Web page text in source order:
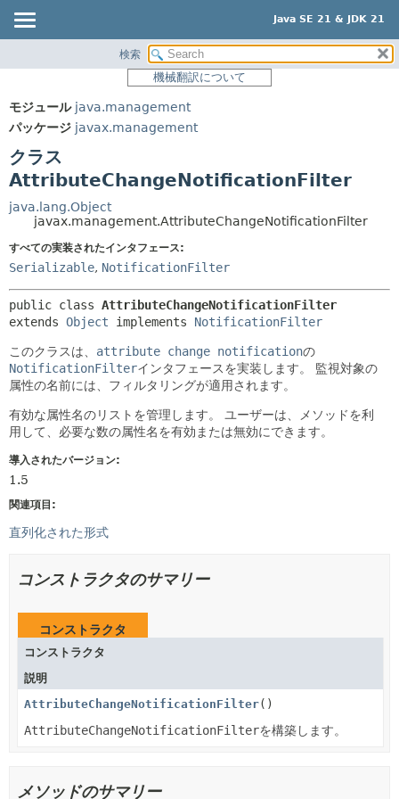
Java SE 21 & JDK 21
パッケージ
使用
プレビュー
新規
索引
サマリー:
ネスト済
フィールド
検索
機械翻訳について
モジュール java.management
パッケージ javax.management
クラス
AttributeChangeNotificationFilter
java.lang.Object
javax.management.AttributeChangeNotificationFilter
すべての実装されたインタフェース:
Serializable, NotificationFilter
public class AttributeChangeNotificationFilter
extends Object implements NotificationFilter
このクラスは、 attribute change notificationの
NotificationFilterインタフェースを実装します。
監視対象の
属性の名前には、フィルタリングが適用されます。
有効な属性名のリストを管理します。
ユーザーは、メソッドを利
用して、必要な数の属性名を有効または無効にできます。
導入されたバージョン:
1.5
関連項目:
直列化された形式
コンストラクタのサマリー
コンストラクタ
コンストラクタ
説明
AttributeChangeNotificationFilter()
AttributeChangeNotificationFilterを構築します。
メソッドのサマリー